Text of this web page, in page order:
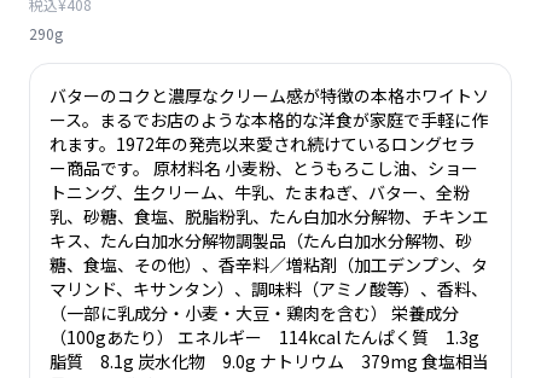
税込¥408
290g
バターのコクと濃厚なクリーム感が特徴の本格ホワイトソ
ース。まるでお店のような本格的な洋食が家庭で手軽に作
れます。1972年の発売以来愛され続けているロングセラ
ー商品です。 原材料名 小麦粉、とうもろこし油、ショー
トニング、生クリーム、牛乳、たまねぎ、バター、全粉
乳、砂糖、食塩、脱脂粉乳、たん白加水分解物、チキンエ
キス、たん白加水分解物調製品（たん白加水分解物、砂
糖、食塩、その他）、香辛料／増粘剤（加工デンプン、タ
マリンド、キサンタン）、調味料（アミノ酸等）、香料、
（一部に乳成分・小麦・大豆・鶏肉を含む） 栄養成分
（100gあたり） エネルギー 114kcal たんぱく質 1.3g
脂質 8.1g 炭水化物 9.0g ナトリウム 379mg 食塩相当